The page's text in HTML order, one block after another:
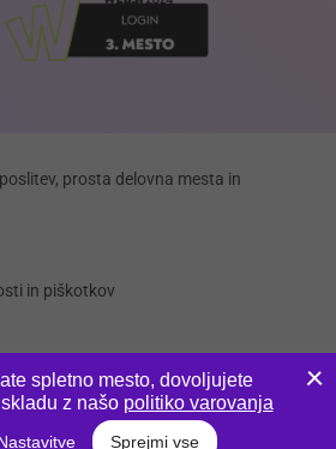
prosta delovna mesta in
in piškotkov
spletno mesto, dovoljujete
z našo politiko varovanja
Sprejmi vse